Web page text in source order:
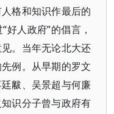
格和知识作最后的
人政府”的倡言，
。当年无论北大还
例。从早期的罗文
黻、吴景超与何廉
识分子曾与政府有